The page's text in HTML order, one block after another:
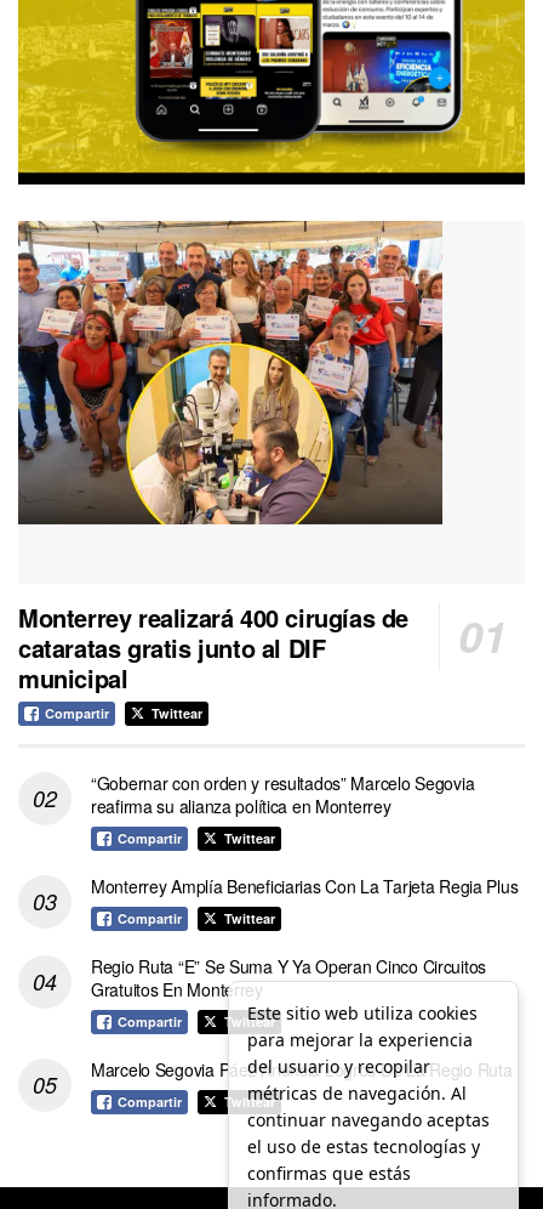
Monterrey realizará 400 cirugías de
cataratas gratis junto al DIF
municipal
Compartir Twittear
“Gobernar con orden y resultados” Marcelo Segovia
reafirma su alianza política en Monterrey
Compartir Twittear
Monterrey Amplía Beneficiarias Con La Tarjeta Regia Plus
Compartir Twittear
Regio Ruta “E” Se Suma Y Ya Operan Cinco Circuitos
Gratuitos En Monterrey
Compartir Twittear
Marcelo Segovia Páez Anuncia Logros De La Regio Ruta
Compartir Twittear
Este sitio web utiliza cookies
para mejorar la experiencia
del usuario y recopilar
métricas de navegación. Al
continuar navegando aceptas
el uso de estas tecnologías y
confirmas que estás
informado.